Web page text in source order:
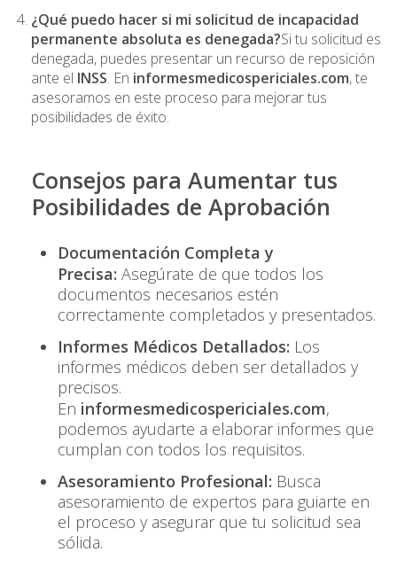
¿Qué puedo hacer si mi solicitud de incapacidad
permanente absoluta es denegada?Si tu solicitud es
denegada, puedes presentar un recurso de reposición
ante el INSS. En informesmedicospericiales.com, te
asesoramos en este proceso para mejorar tus
posibilidades de éxito.
Consejos para Aumentar tus
Posibilidades de Aprobación
Documentación Completa y
Precisa: Asegúrate de que todos los
documentos necesarios estén
correctamente completados y presentados.
Informes Médicos Detallados: Los
informes médicos deben ser detallados y
precisos.
En informesmedicospericiales.com,
podemos ayudarte a elaborar informes que
cumplan con todos los requisitos.
Asesoramiento Profesional: Busca
asesoramiento de expertos para guiarte en
el proceso y asegurar que tu solicitud sea
sólida.